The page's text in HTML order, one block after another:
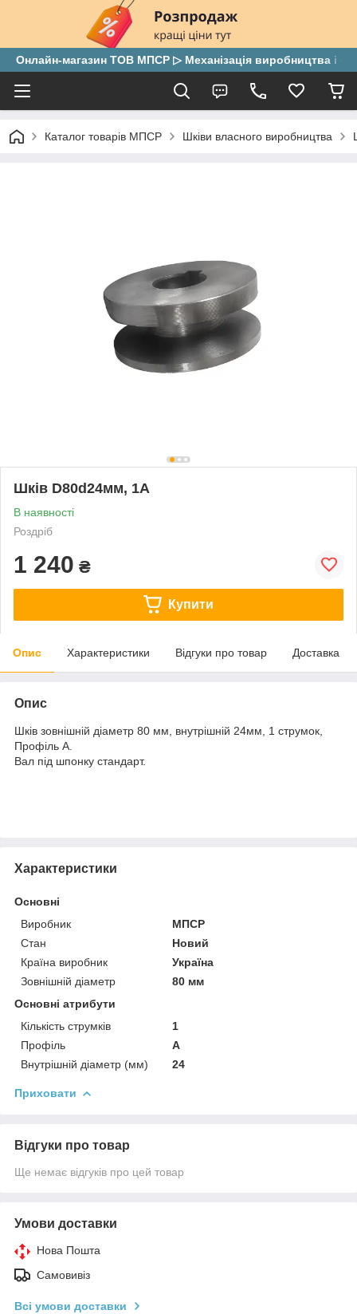
Онлайн-магазин ТОВ МПСР ▷ Механізація виробництва і
Каталог товарів МПСР Шківи власного виробництва
Шків D80d24мм, 1А
В наявності
Роздріб
1 240 ₴
Купити
Опис Характеристики Відгуки про товар Доставка
Опис
Шків зовнішній діаметр 80 мм, внутрішній 24мм, 1 струмок,
Профіль А.
Вал під шпонку стандарт.
Характеристики
Основні
Виробник
МПСР
Стан
Новий
Країна виробник
Україна
Зовнішній діаметр
80 мм
Основні атрибути
Кількість струмків
1
Профіль
А
Внутрішній діаметр (мм)
24
Приховати
Відгуки про товар
Ще немає відгуків про цей товар
Умови доставки
Нова Пошта
Самовивіз
Всі умови доставки